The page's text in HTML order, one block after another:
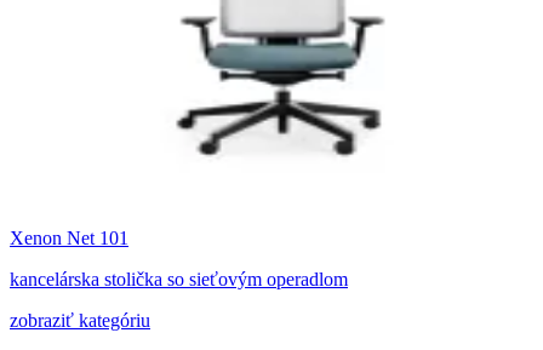
Xenon Net 101
kancelárska stolička so sieťovým operadlom
zobraziť kategóriu